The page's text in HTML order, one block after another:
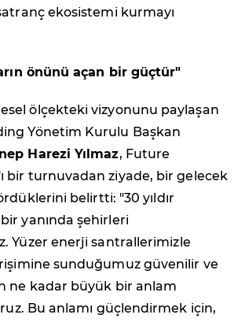
ekosistemi kurmayı
önünü açan bir güçtür"
ölçekteki vizyonunu paylaşan
Yönetim Kurulu Başkan
Harezi Yılmaz, Future
bir turnuvadan ziyade, bir gelecek
belirtti: "30 yıldır
yanında şehirleri
Yüzer enerji santrallerimizle
sunduğumuz güvenilir ve
ne kadar büyük bir anlam
Bu anlamı güçlendirmek için,